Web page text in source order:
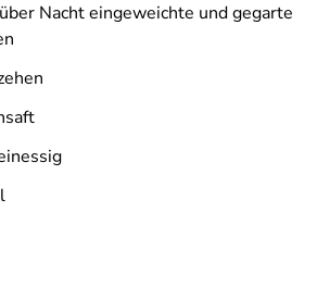
Nacht eingeweichte und gegarte